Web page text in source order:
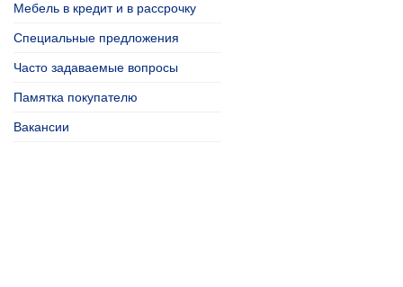
Мебель в кредит и в рассрочку
Специальные предложения
Часто задаваемые вопросы
Памятка покупателю
Вакансии